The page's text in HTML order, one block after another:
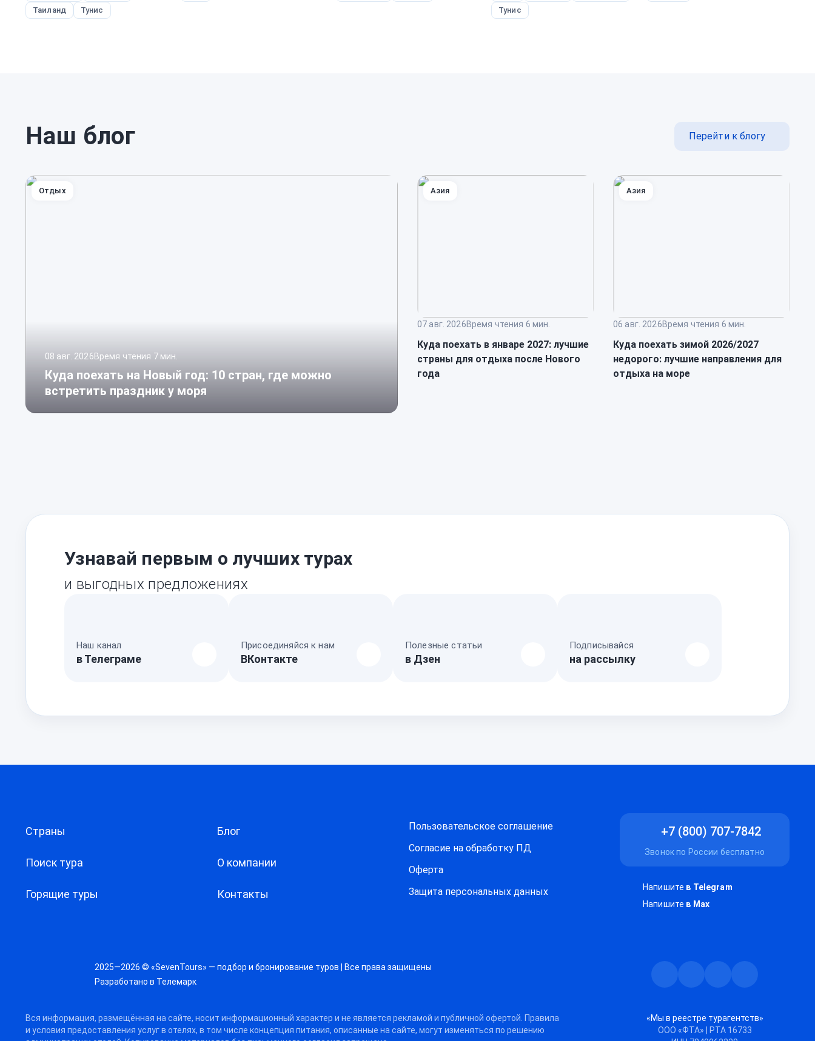
Таиланд
Тунис
Тунис
Наш блог Перейти к блогу
08 авг. 2026Время чтения 7 мин.
Куда поехать на Новый год: 10 стран, где можно
встретить праздник у моря
Отдых
07 авг. 2026Время чтения 6 мин.
Куда поехать в январе 2027: лучшие
страны для отдыха после Нового
года
Азия
06 авг. 2026Время чтения 6 мин.
Куда поехать зимой 2026/2027
недорого: лучшие направления для
отдыха на море
Азия
Узнавай первым о лучших турах
и выгодных предложениях
Наш канал
в Телеграме
Присоединяйся к нам
ВКонтакте
Полезные статьи
в Дзен
Подписывайся
на рассылку
Страны
Поиск тура
Горящие туры
Блог
О компании
Контакты
Пользовательское соглашение
Согласие на обработку ПД
Оферта
Защитa персональных данных
+7 (800) 707-7842
Звонок по России бесплатно
Напишите в Telegram
Напишите в Max
2025—2026 © «SevenTours» — подбор и бронирование туров | Все права защищены
Разработано в Телемарк
ТелеграмMax Дзен ВКонтакте
Вся информация, размещённая на сайте, носит информационный характер и не является рекламой и публичной офертой. Правила
и условия предоставления услуг в отелях, в том числе концепция питания, описанные на сайте, могут изменяться по решению
«Мы в реестре турагентств»
ООО «ФТА» | РТА 16733